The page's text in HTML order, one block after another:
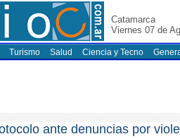
Catamarca
Viernes 07 de
Turismo Salud Ciencia y Tecno
ante denuncias por